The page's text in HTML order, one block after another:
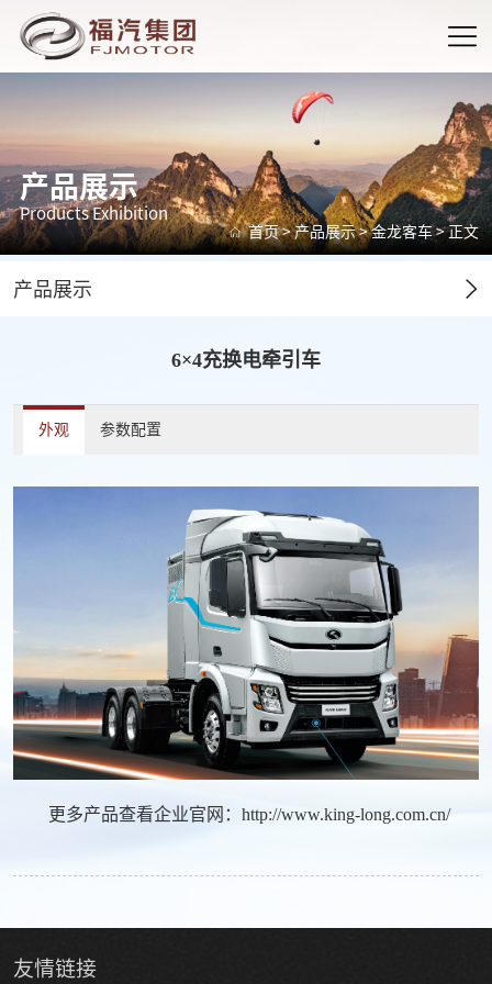
产品展示
Products Exhibition
首页>产品展示>金龙客车> 正文
产品展示
6×4充换电牵引车
外观 参数配置
更多产品查看企业官网： http://www.king-long.com.cn/
友情链接